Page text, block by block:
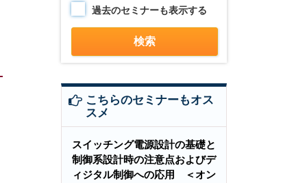
過去のセミナーも表示する
こちらのセミナーもオス
スメ
スイッチング電源設計の基礎と
制御系設計時の注意点およびデ
ィジタル制御への応用 ＜オン